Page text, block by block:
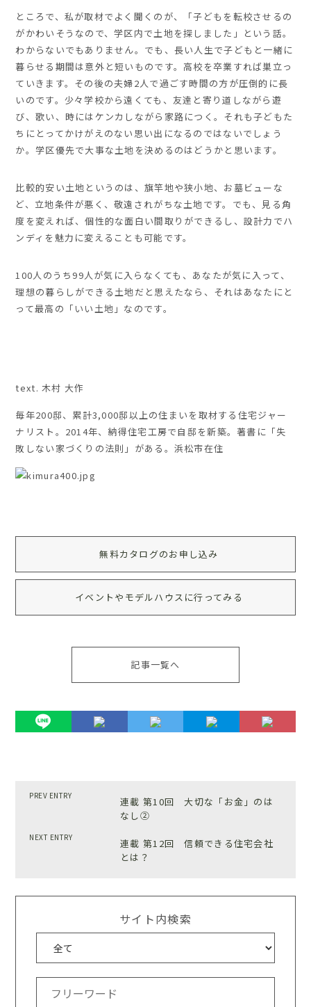
ところで、私が取材でよく聞くのが、「子どもを転校させるの
がかわいそうなので、学区内で土地を探しました」という話。
わからないでもありません。でも、長い人生で子どもと一緒に
暮らせる期間は意外と短いものです。高校を卒業すれば巣立っ
ていきます。その後の夫婦2人で過ごす時間の方が圧倒的に長
いのです。少々学校から遠くても、友達と寄り道しながら遊
び、歌い、時にはケンカしながら家路につく。それも子どもた
ちにとってかけがえのない思い出になるのではないでしょう
か。学区優先で大事な土地を決めるのはどうかと思います。
比較的安い土地というのは、旗竿地や狭小地、お墓ビューな
ど、立地条件が悪く、敬遠されがちな土地です。でも、見る角
度を変えれば、個性的な面白い間取りができるし、設計力でハ
ンディを魅力に変えることも可能です。
100人のうち99人が気に入らなくても、あなたが気に入って、
理想の暮らしができる土地だと思えたなら、それはあなたにと
って最高の「いい土地」なのです。
text. 木村 大作
毎年200邸、累計3,000邸以上の住まいを取材する住宅ジャー
ナリスト。 2014年、納得住宅工房で自邸を新築。著書に「失
敗しない家づくりの法則」がある。浜松市在住
無料カタログのお申し込み
イベントやモデルハウスに行ってみる
記事一覧へ
PREV ENTRY
連載 第10回 大切な「お金」のは
なし②
NEXT ENTRY
連載 第12回 信頼できる住宅会社
とは？
サイト内検索